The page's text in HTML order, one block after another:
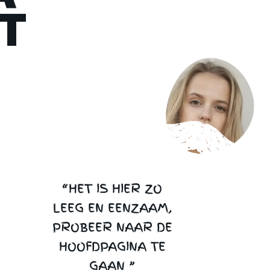
“HET IS HIER ZO
LEEG EN EENZAAM,
PROBEER NAAR DE
HOOFDPAGINA TE
GAAN ”